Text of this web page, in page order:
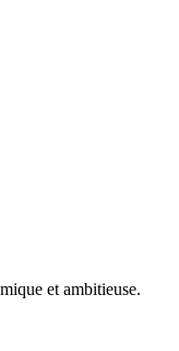
et ambitieuse.